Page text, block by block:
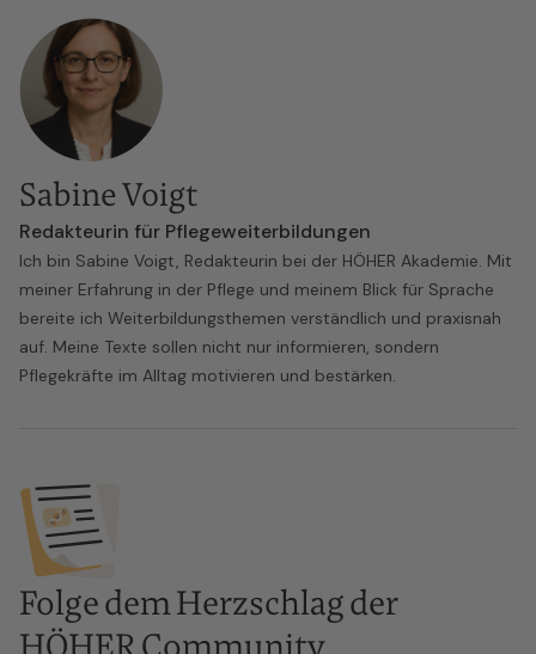
Sabine Voigt
Redakteurin für Pflegeweiterbildungen
Ich bin Sabine Voigt, Redakteurin bei der HÖHER Akademie. Mit
meiner Erfahrung in der Pflege und meinem Blick für Sprache
bereite ich Weiterbildungsthemen verständlich und praxisnah
auf. Meine Texte sollen nicht nur informieren, sondern
Pflegekräfte im Alltag motivieren und bestärken.
Folge dem Herzschlag der